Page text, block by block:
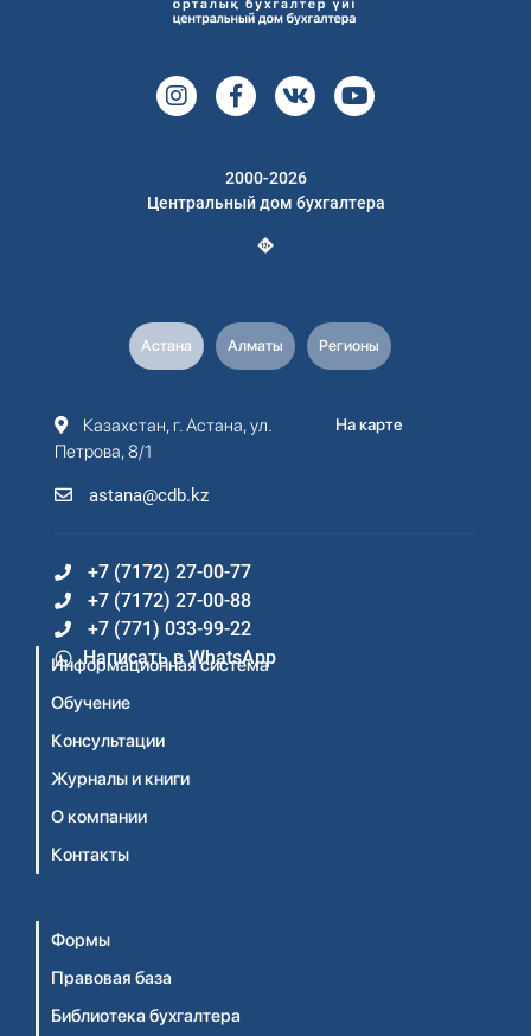
2000-2026
Центральный дом бухгалтера
Астана Алматы Регионы
Казахстан, г. Астана, ул.
Петрова, 8/1
astana@cdb.kz
На карте
+7 (7172) 27-00-77
+7 (7172) 27-00-88
+7 (771) 033-99-22
Написать в WhatsApp
Информационная система
Обучение
Консультации
Журналы и книги
О компании
Контакты
Формы
Правовая база
Библиотека бухгалтера